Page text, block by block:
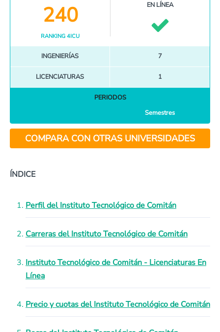
240
RANKING 4ICU
EN LÍNEA
INGENIERÍAS 7
LICENCIATURAS 1
PERIODOS
Semestres
COMPARA CON OTRAS UNIVERSIDADES
ÍNDICE
Perfil del Instituto Tecnológico de Comitán
Carreras del Instituto Tecnológico de Comitán
Instituto Tecnológico de Comitán - Licenciaturas En
Línea
Precio y cuotas del Instituto Tecnológico de Comitán